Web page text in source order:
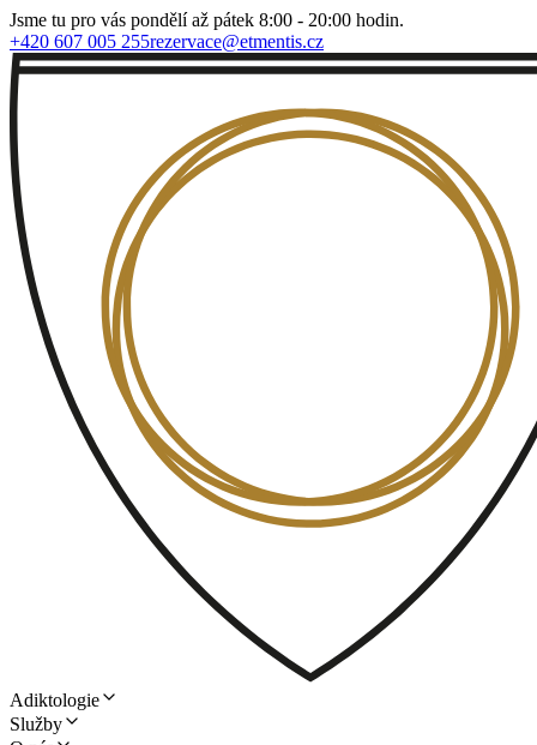
Jsme tu pro vás pondělí až pátek 8:00 - 20:00 hodin.
+420 607 005 255rezervace@etmentis.cz
Adiktologie
Služby